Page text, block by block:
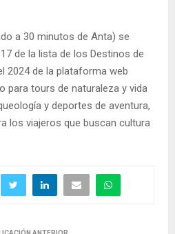
a 30 minutos de Anta) se
de la lista de los Destinos de
2024 de la plataforma web
para tours de naturaleza y vida
y deportes de aventura,
los viajeros que buscan cultura